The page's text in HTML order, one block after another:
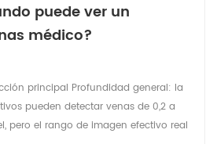
puede ver un
médico?
principal Profundidad general: la
pueden detectar venas de 0,2 a
pero el rango de imagen efectivo real